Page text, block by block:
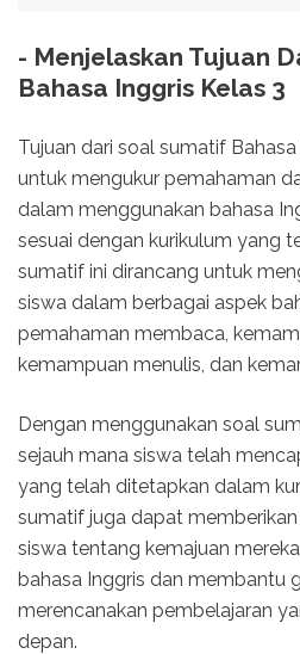
- Menjelaskan Tujuan
Bahasa Inggris Kelas 3
Tujuan dari soal sumatif
untuk mengukur pemahaman
dalam menggunakan bahasa
sesuai dengan kurikulum yang
sumatif ini dirancang untuk
siswa dalam berbagai aspek
pemahaman membaca,
kemampuan menulis, dan
Dengan menggunakan soal
sejauh mana siswa telah
yang telah ditetapkan dalam
sumatif juga dapat
siswa tentang kemajuan
bahasa Inggris dan membantu
merencanakan pembelajaran
depan.